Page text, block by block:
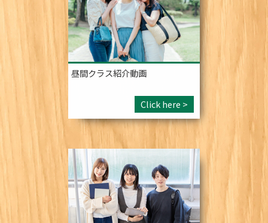
昼間クラス紹介動画
Click here >